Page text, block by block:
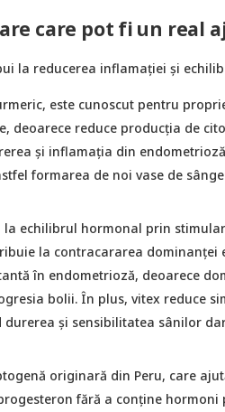
care pot fi un real
la reducerea inflamației și
este cunoscut pentru
deoarece reduce producția de
și inflamația din
formarea de noi vase de
echilibrul hormonal prin
la contracararea dominanței
în endometrioză, deoarece
bolii. În plus, vitex reduce
și sensibilitatea sânilor
originară din Peru, care
fără a conține hormoni